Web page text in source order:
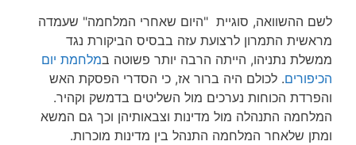
לשם ההשוואה, סוגיית "היום שאחרי המלחמה" שעמדה
מראשית התמרון לרצועת עזה בבסיס הביקורת נגד
ממשלת נתניהו, הייתה הרבה יותר פשוטה במלחמת יום
הכיפורים. לכולם היה ברור אז, כי הסדרי הפסקת האש
והפרדת הכוחות נערכים מול השליטים בדמשק וקהיר.
המלחמה התנהלה מול מדינות וצבאותיהן וכך גם המשא
ומתן שלאחר המלחמה התנהל בין מדינות מוכרות.